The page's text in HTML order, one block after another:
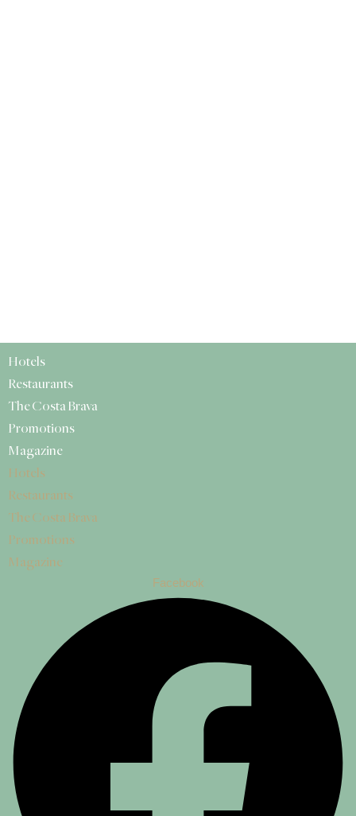
Hotels
Restaurants
The Costa Brava
Promotions
Magazine
Hotels
Restaurants
The Costa Brava
Promotions
Magazine
Facebook